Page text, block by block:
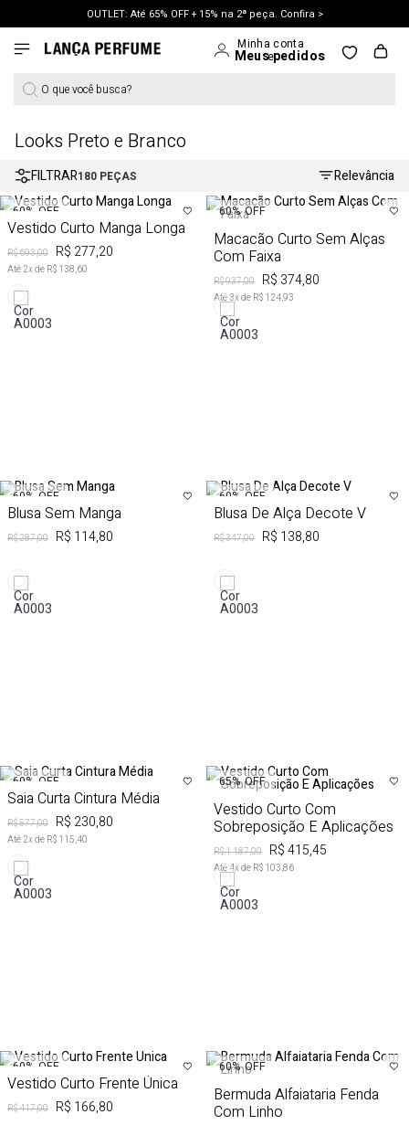
OUTLET: Até 65% OFF + 15% na 2ª peça. Confira >
O que você busca?
Looks Preto e Branco
FILTRAR180 PEÇAS Relevância
60% OFF
Vestido Curto Manga Longa
R$ 693,00 R$ 277,20
Até 2x de R$ 138,60
60% OFF
Macacão Curto Sem Alças
Com Faixa
R$ 937,00 R$ 374,80
Até3x de R$ 124,93
60% OFF
Blusa Sem Manga
R$ 287,00 R$ 114,80
60% OFF
Blusa De Alça Decote V
R$ 347,00 R$ 138,80
60% OFF
Saia Curta Cintura Média
R$ 577,00 R$ 230,80
Até 2x de R$ 115,40
65% OFF
Vestido Curto Com
Sobreposição E Aplicações
R$ 1.187,00 R$ 415,45
Até4x de R$ 103,86
60% OFF
Vestido Curto Frente Única
R$ 417,00 R$ 166,80
60% OFF
Bermuda Alfaiataria Fenda
Com Linho